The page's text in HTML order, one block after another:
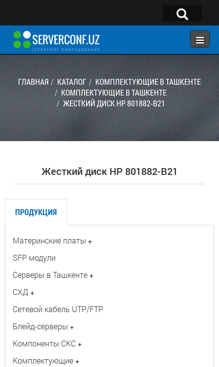
×
ГЛАВНАЯ
КОНФИГУРАТОР
КАТАЛОГ
УСЛУГИ
Telegram:@serverconf_uz
Тел: (90) 932-18-00
ГЛАВНАЯ КАТАЛОГ
КОМПЛЕКТУЮЩИЕ В ТАШКЕНТЕ
КОМПЛЕКТУЮЩИЕ В ТАШКЕНТЕ
ЖЕСТКИЙ ДИСК HP 801882-B21
Жесткий диск HP 801882-B21
ПРОДУКЦИЯ
Материнские платы +
SFP модули
Серверы в Ташкенте +
СХД +
Сетевой кабель UTP/FTP
Блейд-серверы +
Компоненты СКС +
Комплектующие +